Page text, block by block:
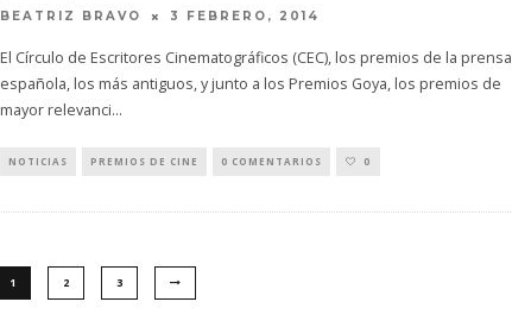
BEATRIZ BRAVO 3 FEBRERO, 2014
El Círculo de Escritores Cinematográficos (CEC), los premios de la prensa
española, los más antiguos, y junto a los Premios Goya, los premios de
mayor relevanci...
NOTICIAS PREMIOS DE CINE 0 COMENTARIOS 0
1 2 3